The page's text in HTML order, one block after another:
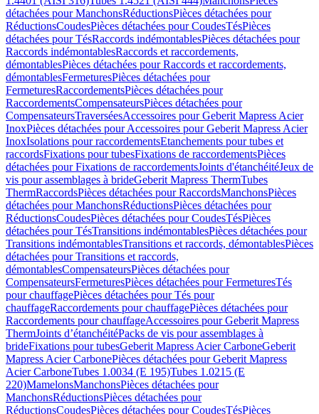
détachées pour ManchonsRéductionsPièces détachées pour
RéductionsCoudesPièces détachées pour CoudesTésPièces
détachées pour TésRaccords indémontablesPièces détachées pour
Raccords indémontablesRaccords et raccordements,
démontablesPièces détachées pour Raccords et raccordements,
démontablesFermeturesPièces détachées pour
FermeturesRaccordementsPièces détachées pour
RaccordementsCompensateursPièces détachées pour
CompensateursTraverséesAccessoires pour Geberit Mapress Acier
InoxPièces détachées pour Accessoires pour Geberit Mapress Acier
InoxIsolations pour raccordementsEtanchements pour tubes et
raccordsFixations pour tubesFixations de raccordementsPièces
détachées pour Fixations de raccordementsJoints d'étanchéitéJeux de
vis pour assemblages à brideGeberit Mapress ThermTubes
ThermRaccordsPièces détachées pour RaccordsManchonsPièces
détachées pour ManchonsRéductionsPièces détachées pour
RéductionsCoudesPièces détachées pour CoudesTésPièces
détachées pour TésTransitions indémontablesPièces détachées pour
Transitions indémontablesTransitions et raccords, démontablesPièces
détachées pour Transitions et raccords,
démontablesCompensateursPièces détachées pour
CompensateursFermeturesPièces détachées pour FermeturesTés
pour chauffagePièces détachées pour Tés pour
chauffageRaccordements pour chauffagePièces détachées pour
Raccordements pour chauffageAccessoires pour Geberit Mapress
ThermJoints d’étanchéitéPacks de vis pour assemblages à
brideFixations pour tubesGeberit Mapress Acier CarboneGeberit
Mapress Acier CarbonePièces détachées pour Geberit Mapress
Acier CarboneTubes 1.0034 (E 195)Tubes 1.0215 (E
220)MamelonsManchonsPièces détachées pour
ManchonsRéductionsPièces détachées pour
RéductionsCoudesPièces détachées pour CoudesTésPièces